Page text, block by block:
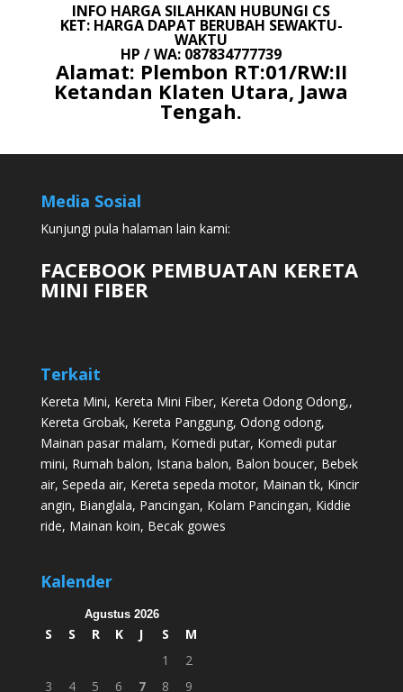
INFO HARGA SILAHKAN HUBUNGI CS
KET: HARGA DAPAT BERUBAH SEWAKTU-
WAKTU
HP / WA: 087834777739
Alamat: Plembon RT:01/RW:II
Ketandan Klaten Utara, Jawa
Tengah.
Media Sosial
Kunjungi pula halaman lain kami:
FACEBOOK PEMBUATAN KERETA
MINI FIBER
Terkait
Kereta Mini, Kereta Mini Fiber, Kereta Odong Odong,,
Kereta Grobak, Kereta Panggung, Odong odong,
Mainan pasar malam, Komedi putar, Komedi putar
mini, Rumah balon, Istana balon, Balon boucer, Bebek
air, Sepeda air, Kereta sepeda motor, Mainan tk, Kincir
angin, Bianglala, Pancingan, Kolam Pancingan, Kiddie
ride, Mainan koin, Becak gowes
Kalender
Agustus 2026
S S R K J S
M
1
2
3
4 5 6 7 8 9